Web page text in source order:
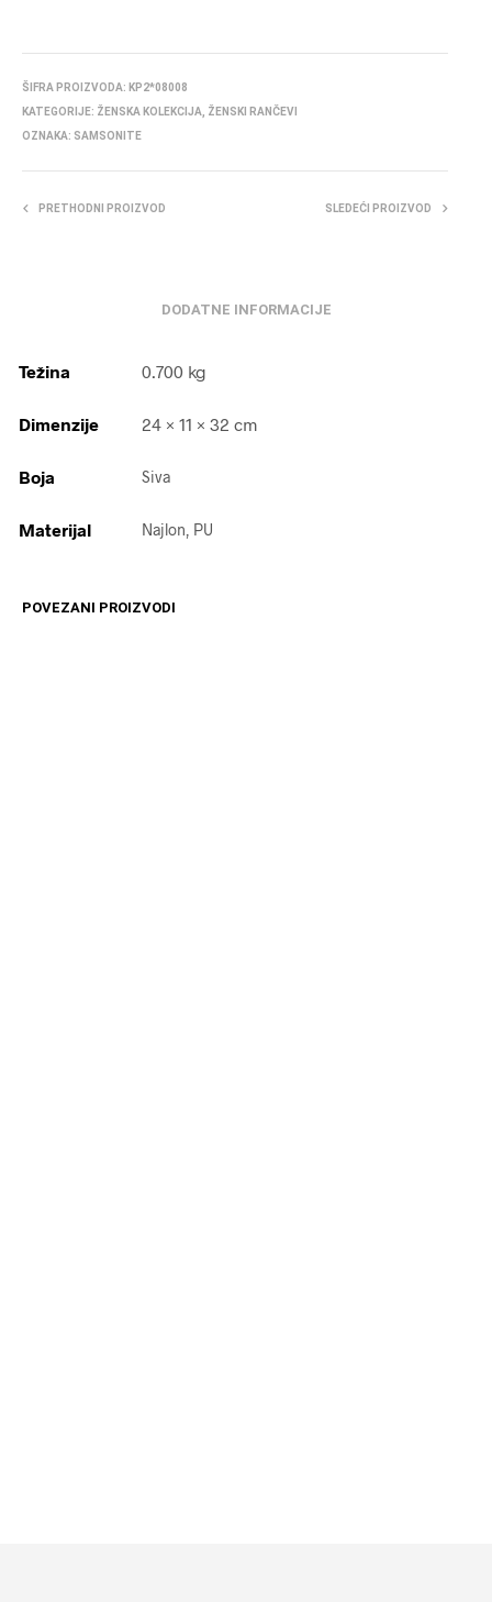
ŠIFRA PROIZVODA: KP2*08008
KATEGORIJE: ŽENSKA KOLEKCIJA
ŽENSKI RANČEVI
OZNAKA: SAMSONITE
PRETHODNI PROIZVOD SLEDEĆI PROIZVOD
DODATNE INFORMACIJE
Težina 0.700 kg
Dimenzije 24 × 11 × 32 cm
Boja Siva
Materijal Najlon, PU
POVEZANI PROIZVODI